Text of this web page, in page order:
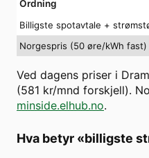
Ordning
Billigste spotavtale +
Norgespris (50 øre/kWh fast)
Ved dagens priser i
(581 kr/mnd forskjell).
minside.elhub.no.
Hva betyr «billigste